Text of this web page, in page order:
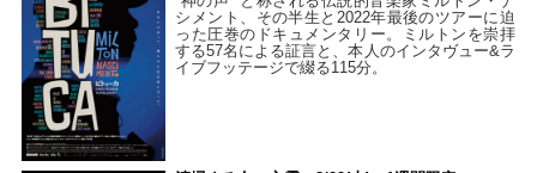
シメント、その半生と2022年最後のツアーに迫
った圧巻のドキュメンタリー。ミルトンを崇拝
する57名による証言と、本人のインタヴュー&ラ
イブフッテージで綴る115分。